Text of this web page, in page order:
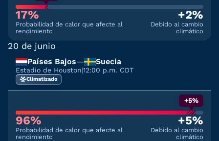
17%
Probabilidad de calor que afecte al
rendimiento
+2%
Debido al cambio
climático
20 de junio
Países Bajos— Suecia
Estadio de Houston|12:00 p.m. CDT
Climatizado
+5%
96%
Probabilidad de calor que afecte al
rendimiento
+5%
Debido al cambio
climático